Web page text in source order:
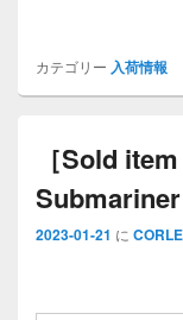
カテゴリー 入荷情報
［Sold
2023-01-21 に